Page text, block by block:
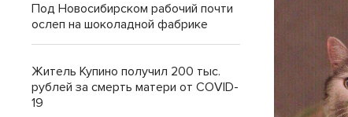
Под Новосибирском рабочий почти
ослеп на шоколадной фабрике
Житель Купино получил 200 тыс.
рублей за смерть матери от COVID-
19